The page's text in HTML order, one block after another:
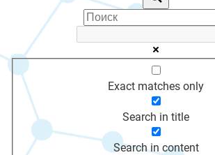
Exact matches only
Search in title
Search in content